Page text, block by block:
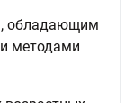
обладающим
методами